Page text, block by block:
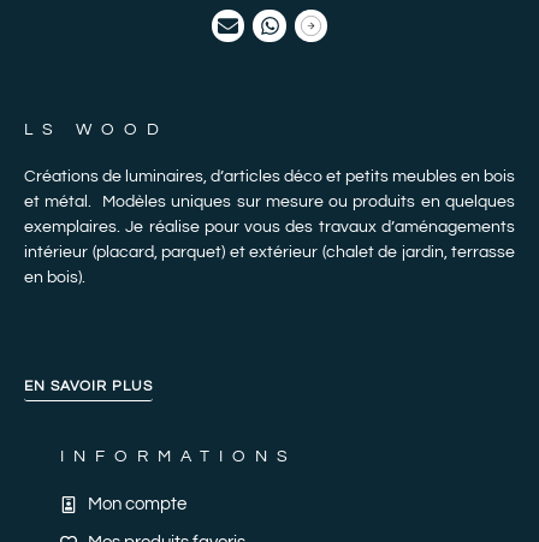
LS WOOD
Créations de luminaires, d’articles déco et petits meubles en bois
et métal. Modèles uniques sur mesure ou produits en quelques
exemplaires. Je réalise pour vous des travaux d’aménagements
intérieur (placard, parquet) et extérieur (chalet de jardin, terrasse
en bois).
EN SAVOIR PLUS
INFORMATIONS
Mon compte